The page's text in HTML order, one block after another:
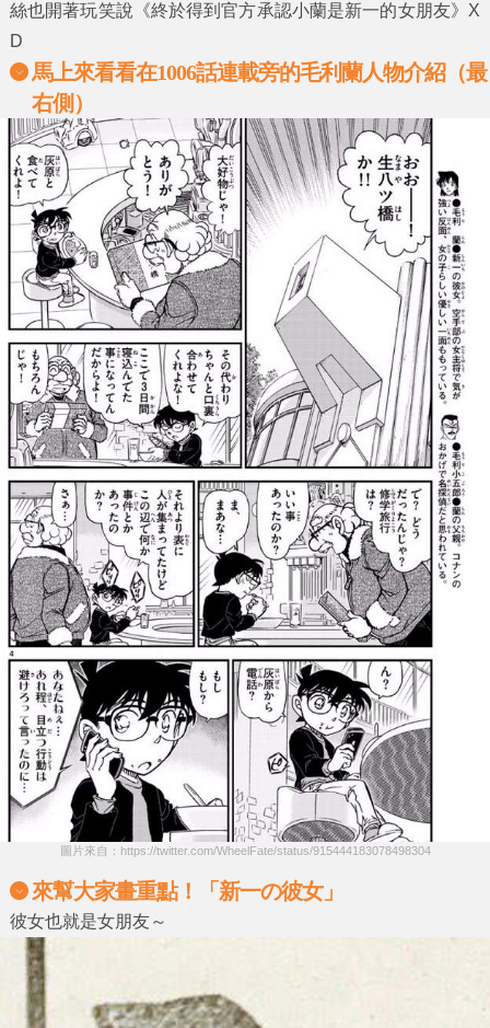
絲也開著玩笑說《終於得到官方承認小蘭是新一的女朋友》X
D
馬上來看看在1006話連載旁的毛利蘭人物介紹（最
右側）
圖片來自：https://twitter.com/WheelFate/status/915444183078498304
來幫大家畫重點！「新一の彼女」
彼女也就是女朋友～